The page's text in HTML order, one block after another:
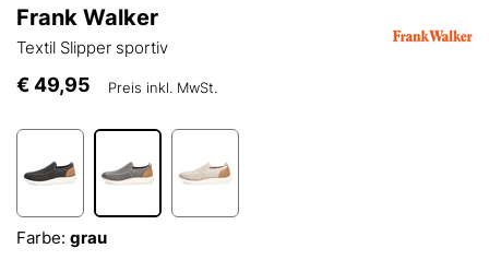
Frank Walker
Textil Slipper sportiv
€ 49,95 Preis inkl. MwSt.
Farbe: grau